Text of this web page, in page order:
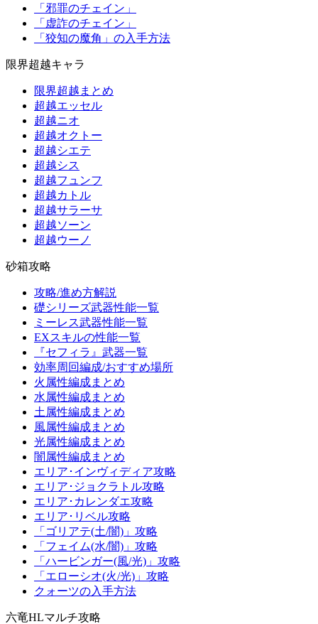
「邪罪のチェイン」
「虚詐のチェイン」
「狡知の魔角」の入手方法
限界超越キャラ
限界超越まとめ
超越エッセル
超越ニオ
超越オクトー
超越シエテ
超越シス
超越フュンフ
超越カトル
超越サラーサ
超越ソーン
超越ウーノ
砂箱攻略
攻略/進め方解説
礎シリーズ武器性能一覧
ミーレス武器性能一覧
EXスキルの性能一覧
『セフィラ』武器一覧
効率周回編成/おすすめ場所
火属性編成まとめ
水属性編成まとめ
土属性編成まとめ
風属性編成まとめ
光属性編成まとめ
闇属性編成まとめ
エリア･インヴィディア攻略
エリア･ジョクラトル攻略
エリア･カレンダエ攻略
エリア･リベル攻略
「ゴリアテ(土/闇)」攻略
「フェイム(水/闇)」攻略
「ハービンガー(風/光)」攻略
「エローシオ(火/光)」攻略
クォーツの入手方法
六竜HLマルチ攻略